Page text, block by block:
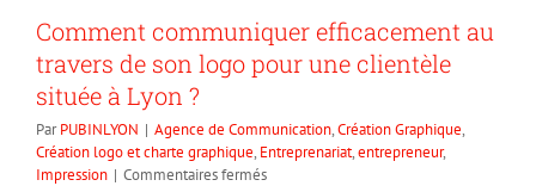
Comment communiquer efficacement au
travers de son logo pour une clientèle
située à Lyon ?
ParPUBINLYON | Agence de Communication,Création Graphique,
Création logo et charte graphique, Entreprenariat,entrepreneur,
Impression | Commentaires ferméssur